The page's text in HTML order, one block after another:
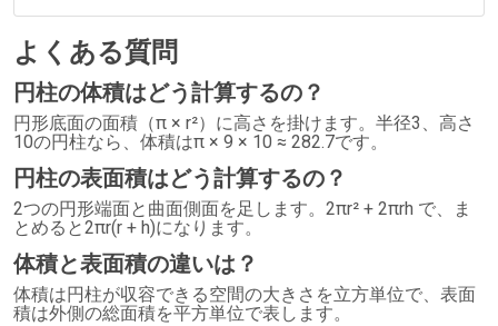
よくある質問
円柱の体積はどう計算するの？
円形底面の面積（π × r²）に高さを掛けます。半径3、高さ
10の円柱なら、体積はπ × 9 × 10 ≈ 282.7です。
円柱の表面積はどう計算するの？
2つの円形端面と曲面側面を足します。2πr² + 2πrh で、ま
とめると2πr(r + h)になります。
体積と表面積の違いは？
体積は円柱が収容できる空間の大きさを立方単位で、表面
積は外側の総面積を平方単位で表します。